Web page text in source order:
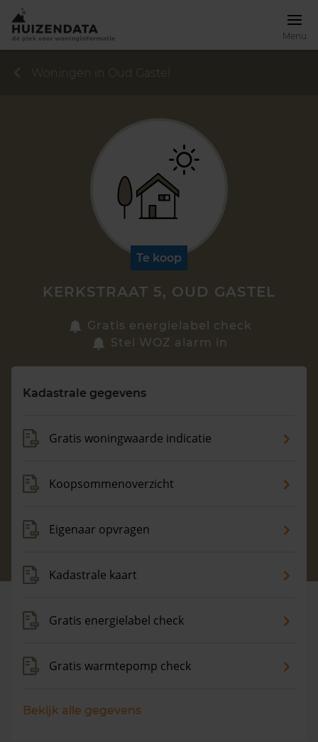
Menu
Zoek een woning
Maandag t/m vrijdag - 08:00 -18:00
Woningen in Oud Gastel
Te koop
KERKSTRAAT 5, OUD GASTEL
Gratis energielabel check
Stel WOZ alarm in
Kadastrale gegevens
Gratis woningwaarde indicatie
Koopsommenoverzicht
Eigenaar opvragen
Kadastrale kaart
Gratis energielabel check
Gratis warmtepomp check
Bekijk alle gegevens